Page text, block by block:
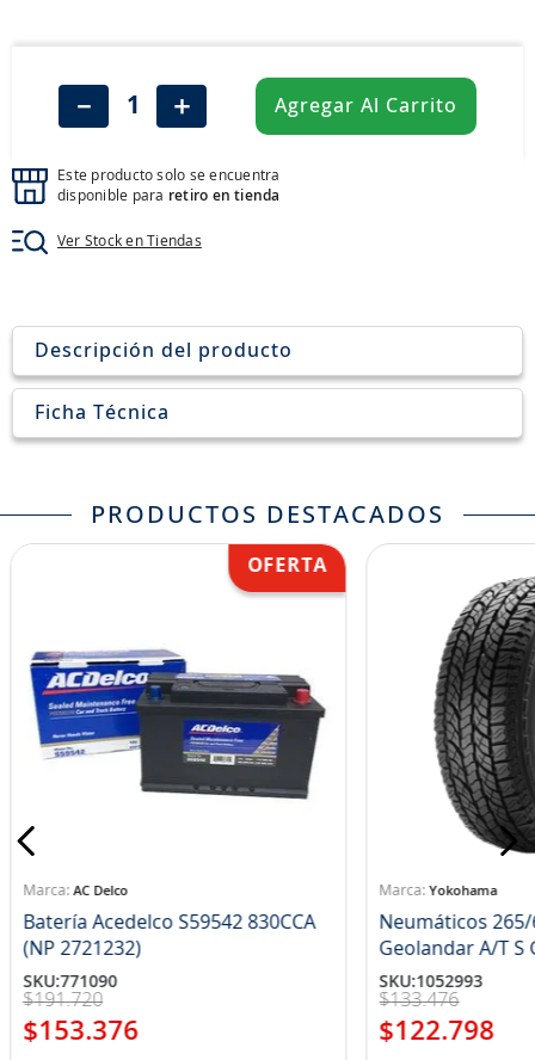
＋
－ Agregar Al Carrito
Este producto solo se encuentra
disponible para retiro en tienda
Ver Stock en Tiendas
Descripción del producto
Ficha Técnica
PRODUCTOS DESTACADOS
AC Delco
Batería Acedelco S59542 830CCA
(NP 2721232)
SKU:771090
$191.720
$153.376
Yokohama
Neumáticos 265/
SKU:1052993
$133.476
$122.798
jockey john deere